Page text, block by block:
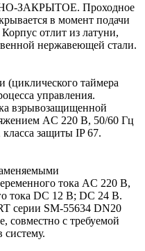
ЗАКРЫТОЕ. Проходное
в момент подачи
отлит из латуни,
нержавеющей стали.
(циклического таймера
управления.
взрывозащищенной
AC 220 В, 50/60 Гц
защиты IP 67.
тока AC 220 В,
тока DC 12 В; DC 24 В.
серии SM-55634 DN20
совместно с требуемой